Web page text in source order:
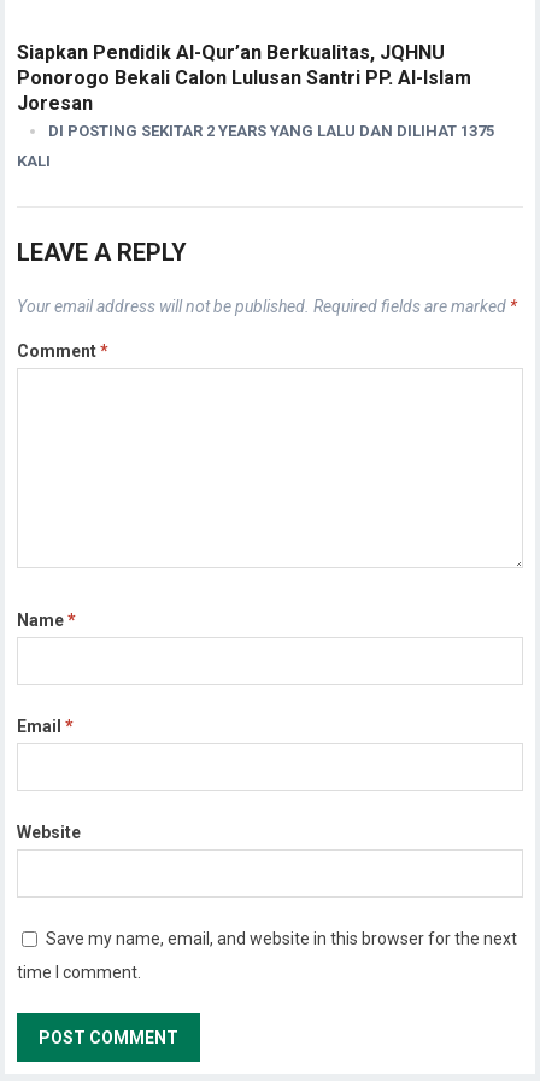
Siapkan Pendidik Al-Qur’an Berkualitas, JQHNU
Ponorogo Bekali Calon Lulusan Santri PP. Al-Islam
Joresan
DI POSTING SEKITAR 2 YEARS YANG LALU DAN DILIHAT 1375
KALI
LEAVE A REPLY
Your email address will not be published. Required fields are marked *
Comment*
Name*
Email*
Website
Save my name, email, and website in this browser for the next
time I comment.